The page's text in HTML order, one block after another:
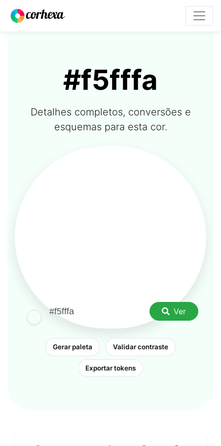
#f5fffa
Detalhes completos, conversões e
esquemas para esta cor.
Ver
Gerar paleta Validar contraste
Exportar tokens